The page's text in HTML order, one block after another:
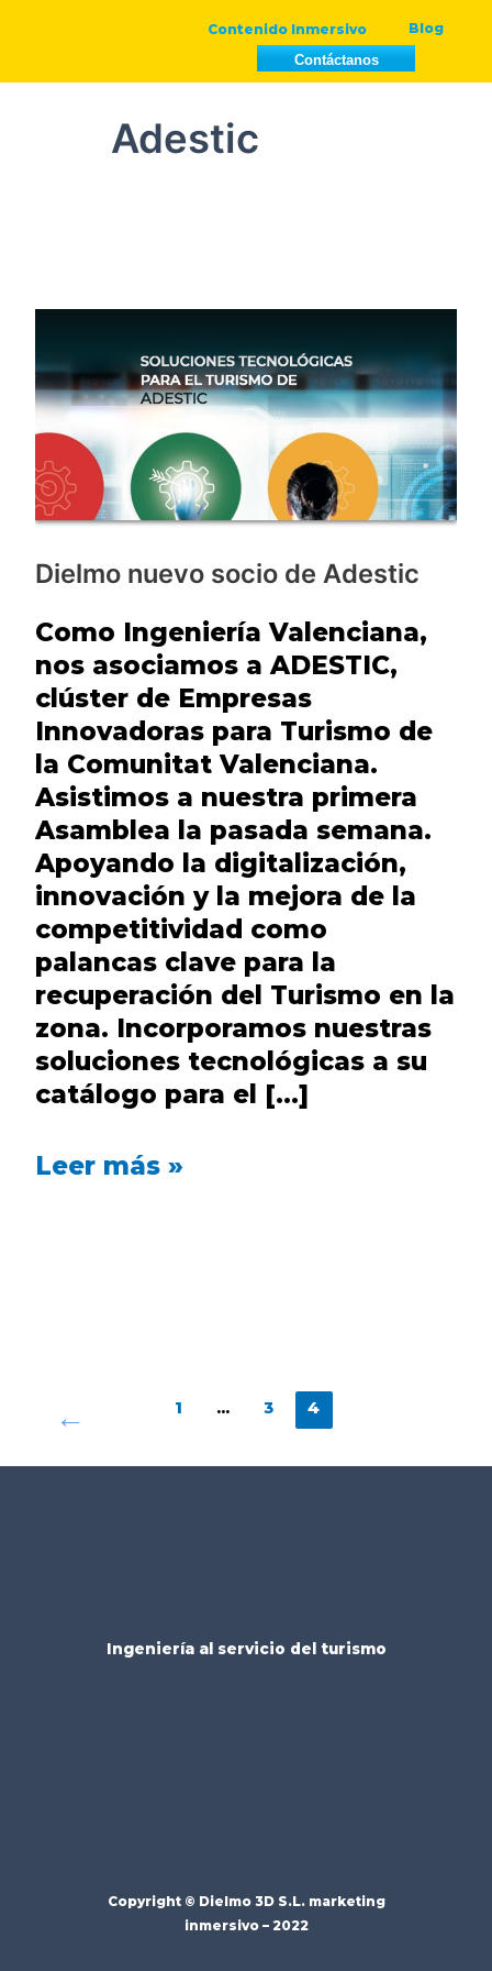
al
contenido
Contenido Inmersivo
Blog
Contáctanos
Adestic
Dielmo nuevo socio de Adestic
Como Ingeniería Valenciana,
nos asociamos a ADESTIC,
clúster de Empresas
Innovadoras para Turismo de
la Comunitat Valenciana.
Asistimos a nuestra primera
Asamblea la pasada semana.
Apoyando la digitalización,
innovación y la mejora de la
competitividad como
palancas clave para la
recuperación del Turismo en la
zona. Incorporamos nuestras
soluciones tecnológicas a su
catálogo para el […]
nuevo
socio
de
Adestic
Leer más »
de
entradas
← 1 … 3 4
Ingeniería al servicio del turismo
Copyright © Dielmo 3D S.L. marketing
inmersivo – 2022